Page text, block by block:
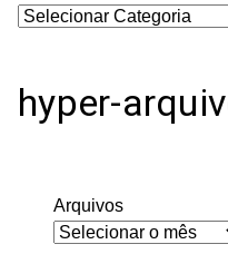
hyper-
Arquivos